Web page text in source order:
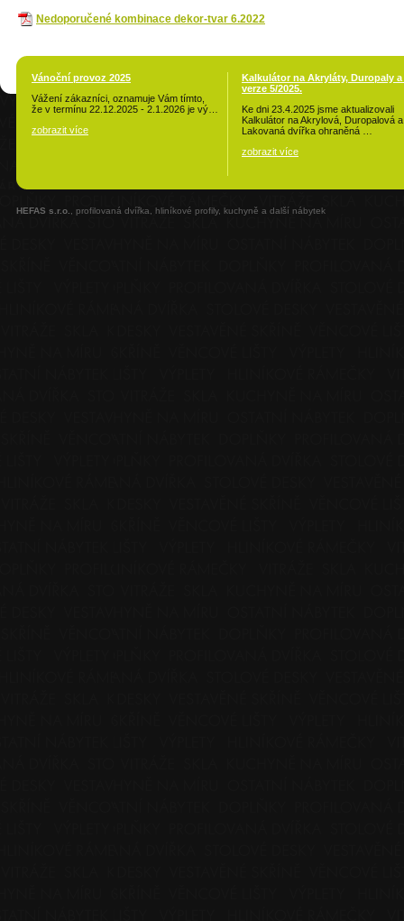
Nedoporučené kombinace dekor-tvar 6.2022
Vánoční provoz 2025
Vážení zákazníci, oznamuje Vám tímto,
že v termínu 22.12.2025 - 2.1.2026 je vý…
zobrazit více
Kalkulátor na Akryláty, Duropaly a
verze 5/2025.
Ke dni 23.4.2025 jsme aktualizovali
Kalkulátor na Akrylová, Duropalová a
Lakovaná dvířka ohraněná …
zobrazit více
HEFAS s.r.o. , profilovaná dvířka, hliníkové profily, kuchyně a další nábytek